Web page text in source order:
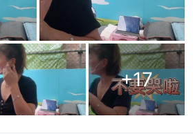
+17